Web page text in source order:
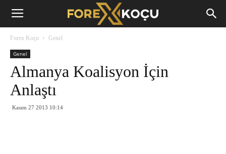
Forex
Forex Koçu Genel
Genel
Almanya Koalisyon İçin
Anlaştı
Kasım 27 2013 10:14